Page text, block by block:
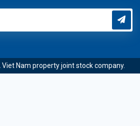
Nam property joint stock company.